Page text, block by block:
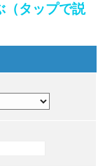
（タップで説